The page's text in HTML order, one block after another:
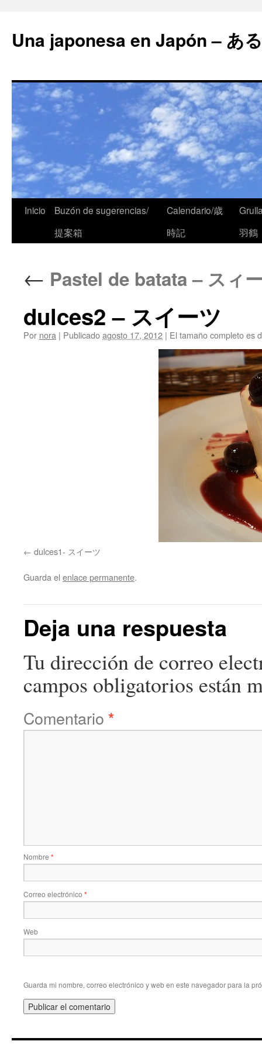
Una japonesa en Japón – あ
Inicio
Buzón de sugerencias/
提案箱
Calendario/歳
時記
羽鶴
← Pastel de batata – スィ
dulces2 – スイーツ
Por nora | Publicadoagosto 17, 2012 | El tamaño completo es
dulces1- スイーツ
Guarda el enlace permanente.
Deja una respuesta
Tu dirección de correo
campos obligatorios están
Comentario *
Nombre *
Correo electrónico *
Web
Guarda mi nombre, correo electrónico y web en este navegador para la